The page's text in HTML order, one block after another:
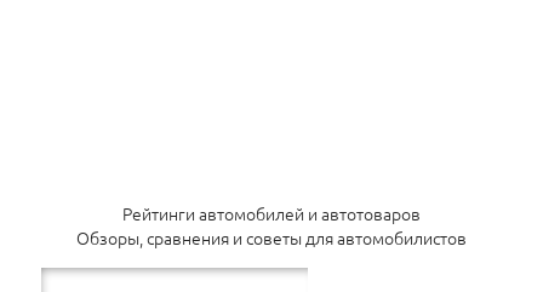
Рейтинги автомобилей и автотоваров
Обзоры, сравнения и советы для автомобилистов